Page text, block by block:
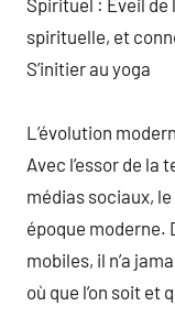
spirituelle, et
S’initier au yoga
L’évolution
Avec l’essor de la
médias sociaux,
époque moderne.
mobiles, il n’a
où que l’on soit et